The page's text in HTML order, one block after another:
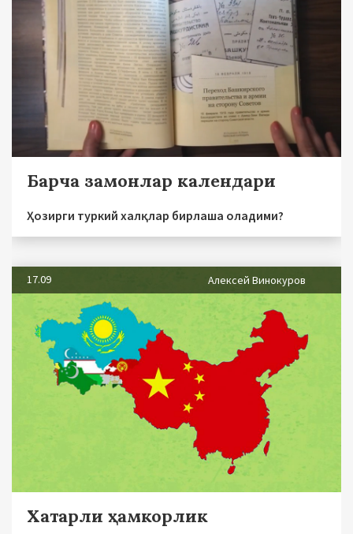
Барча замонлар календари
Ҳозирги туркий халқлар бирлаша оладими?
17.09 Алексей Винокуров
Хатарли ҳамкорлик